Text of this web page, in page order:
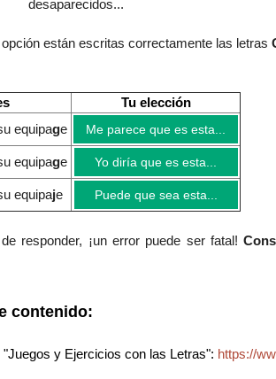
desaparecidos...
están escritas correctamente las letras
Tu elección
equipage Me parece que es esta...
equipage Yo diría que es esta...
equipaje Puede que sea esta...
responder, ¡un error puede ser fatal!
contenido:
y Ejercicios con las Letras": https://